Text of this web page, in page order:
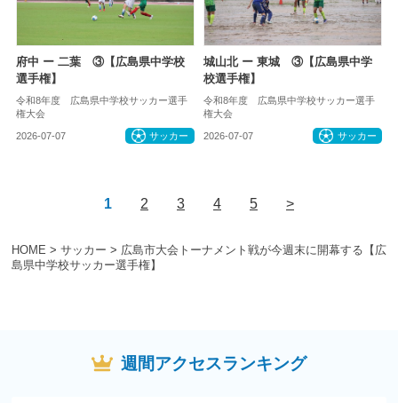
HOME > サッカー > 広島市大会トーナメント戦が今週末に開幕する【広
島県中学校サッカー選手権】
府中 ー 二葉 ③【広島県中学校
選手権】
令和8年度 広島県中学校サッカー選手
権大会
2026-07-07 サッカー
城山北 ー 東城 ③【広島県中学
校選手権】
令和8年度 広島県中学校サッカー選手
権大会
2026-07-07 サッカー
1 2 3 4 5 >
週間アクセスランキング